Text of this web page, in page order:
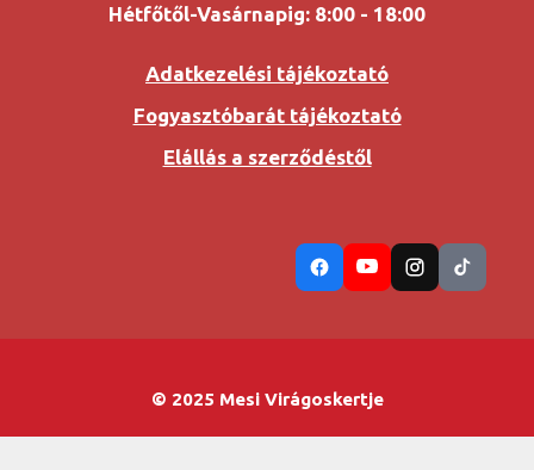
Hétfőtől-Vasárnapig: 8:00 - 18:00
Adatkezelési tájékoztató
Fogyasztóbarát tájékoztató
Elállás a szerződéstől
© 2025 Mesi Virágoskertje